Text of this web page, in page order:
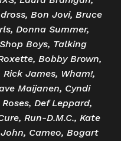
Bon Jovi, Bruce
Donna Summer,
Boys, Talking
Bobby Brown,
James, Wham!,
Maijanen, Cyndi
Def Leppard,
Run-D.M.C., Kate
Cameo, Bogart